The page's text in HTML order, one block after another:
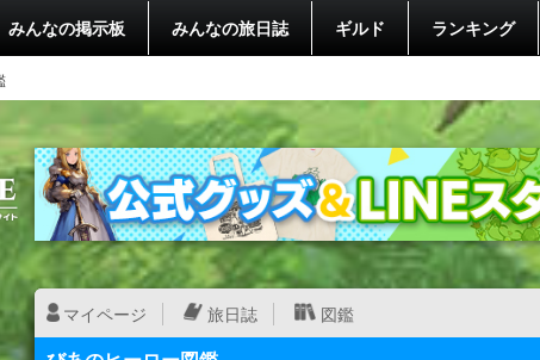
みんなの掲示板 みんなの旅日誌 ギルド ランキング
マイページ 旅日誌 図鑑